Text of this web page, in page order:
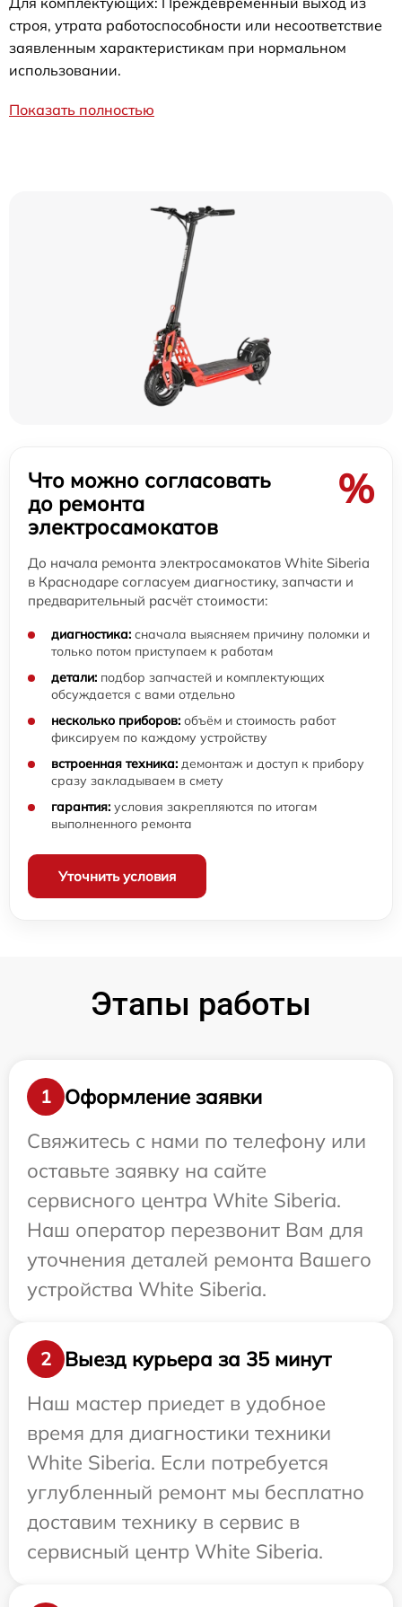
строя, утрата работоспособности или несоответствие
заявленным характеристикам при нормальном
использовании.
Показать полностью
Что можно согласовать
до ремонта
электросамокатов
%
До начала ремонта электросамокатов White Siberia
в Краснодаре согласуем диагностику, запчасти и
предварительный расчёт стоимости:
диагностика: сначала выясняем причину поломки и
только потом приступаем к работам
детали: подбор запчастей и комплектующих
обсуждается с вами отдельно
несколько приборов: объём и стоимость работ
фиксируем по каждому устройству
встроенная техника: демонтаж и доступ к прибору
сразу закладываем в смету
гарантия: условия закрепляются по итогам
выполненного ремонта
Уточнить условия
Этапы работы
1
Оформление заявки
Свяжитесь с нами по телефону или
оставьте заявку на сайте
сервисного центра White Siberia.
Наш оператор перезвонит Вам для
уточнения деталей ремонта Вашего
устройства White Siberia.
2
Выезд курьера за 35 минут
Наш мастер приедет в удобное
время для диагностики техники
White Siberia. Если потребуется
углубленный ремонт мы бесплатно
доставим технику в сервис в
сервисный центр White Siberia.